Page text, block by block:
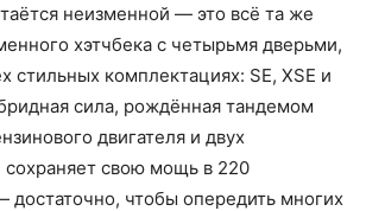
неизменной — это всё та же
хэтчбека с четырьмя дверьми,
стильных комплектациях: SE, XSE и
сила, рождённая тандемом
двигателя и двух
сохраняет свою мощь в 220
чтобы опередить многих